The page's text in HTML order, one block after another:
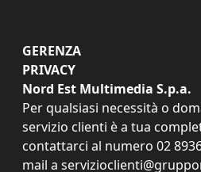
GERENZA
PRIVACY
Nord Est Multimedia S.p.a.
Per qualsiasi necessità o
servizio clienti è a tua
contattarci al numero 02
mail a